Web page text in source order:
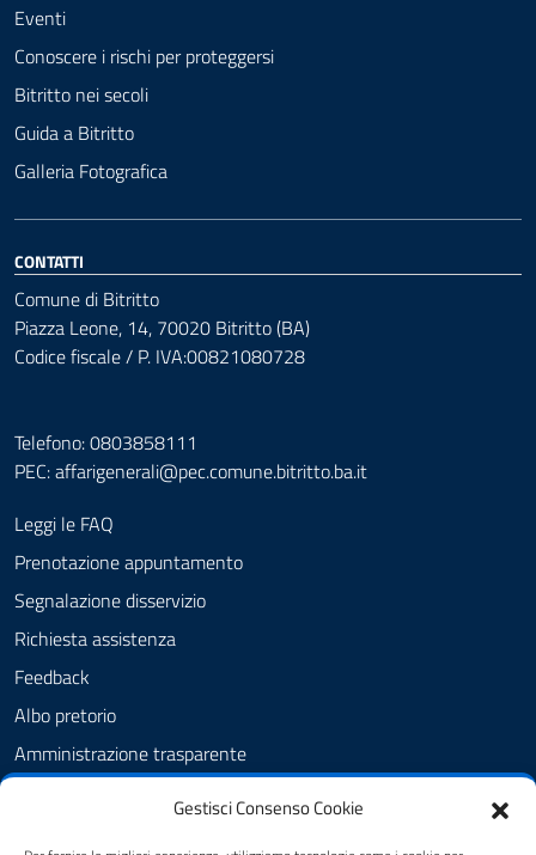
Gestisci Consenso Cookie
Eventi
Conoscere i rischi per proteggersi
Bitritto nei secoli
Guida a Bitritto
Galleria Fotografica
CONTATTI
Comune di Bitritto
Piazza Leone, 14, 70020 Bitritto (BA)
Codice fiscale / P. IVA:00821080728
Telefono: 0803858111
PEC:affarigenerali@pec.comune.bitritto.ba.it
Leggi le FAQ
Prenotazione appuntamento
Segnalazione disservizio
Richiesta assistenza
Feedback
Albo pretorio
Amministrazione trasparente